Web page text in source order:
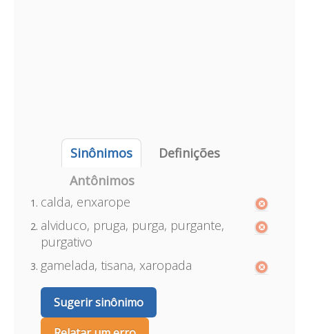
Sinônimos
Definições
Antônimos
calda, enxarope
alviduco, pruga, purga, purgante,
purgativo
gamelada, tisana, xaropada
Sugerir sinônimo